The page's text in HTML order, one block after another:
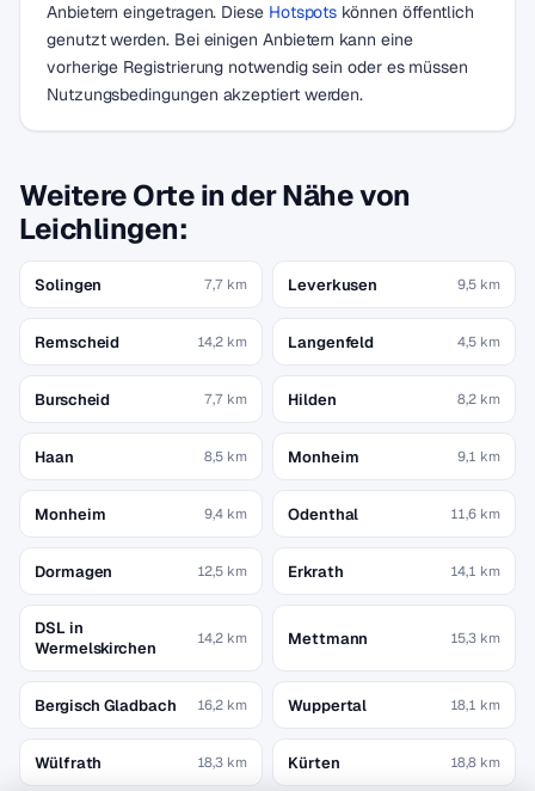
Anbietern eingetragen. Diese Hotspots können öffentlich
genutzt werden. Bei einigen Anbietern kann eine
vorherige Registrierung notwendig sein oder es müssen
Nutzungsbedingungen akzeptiert werden.
Weitere Orte in der Nähe von
Leichlingen:
Solingen 7,7 km Leverkusen 9,5 km
Remscheid 14,2 km Langenfeld 4,5 km
Burscheid 7,7 km Hilden 8,2 km
Haan 8,5 km Monheim 9,1 km
Monheim 9,4 km Odenthal 11,6 km
Dormagen 12,5 km Erkrath 14,1 km
DSL in
Wermelskirchen
14,2 km Mettmann 15,3 km
Bergisch Gladbach 16,2 km Wuppertal 18,1 km
Wülfrath 18,3 km Kürten 18,8 km